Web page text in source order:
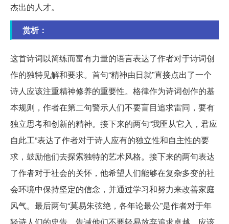
杰出的人才。
赏析：
这首诗词以简练而富有力量的语言表达了作者对于诗词创
作的独特见解和要求。首句“精神由日就”直接点出了一个
诗人应该注重精神修养的重要性。格律作为诗词创作的基
本规则，作者在第二句警示人们不要盲目追求雷同，要有
独立思考和创新的精神。接下来的两句“我匪从它入，君应
自此工”表达了作者对于诗人应有的独立性和自主性的要
求，鼓励他们去探索独特的艺术风格。接下来的两句表达
了作者对于社会的关怀，他希望人们能够在复杂多变的社
会环境中保持坚定的信念，并通过学习和努力来改善家庭
风气。最后两句“莫易朱弦绝，各年论最公”是作者对于年
轻诗人们的忠告，告诫他们不要轻易放弃追求卓越，应该